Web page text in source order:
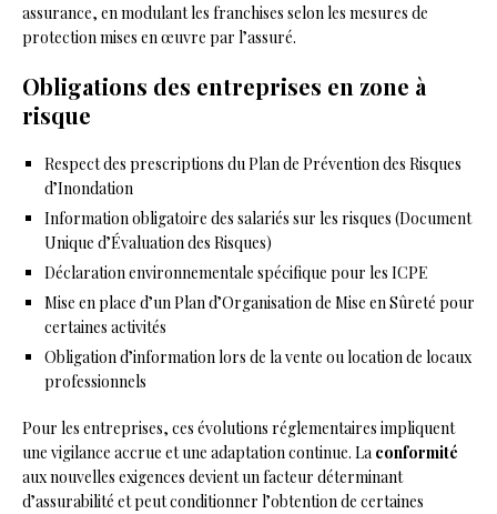
assurance, en modulant les franchises selon les mesures de
protection mises en œuvre par l’assuré.
Obligations des entreprises en zone à
risque
Respect des prescriptions du Plan de Prévention des Risques
d’Inondation
Information obligatoire des salariés sur les risques (Document
Unique d’Évaluation des Risques)
Déclaration environnementale spécifique pour les ICPE
Mise en place d’un Plan d’Organisation de Mise en Sûreté pour
certaines activités
Obligation d’information lors de la vente ou location de locaux
professionnels
Pour les entreprises, ces évolutions réglementaires impliquent
une vigilance accrue et une adaptation continue. La conformité
aux nouvelles exigences devient un facteur déterminant
d’assurabilité et peut conditionner l’obtention de certaines